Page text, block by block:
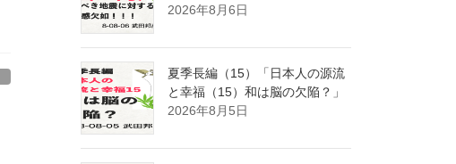
2026年8月6日
夏季長編（15）「日本人の源流
と幸福（15）和は脳の欠陥？」
2026年8月5日